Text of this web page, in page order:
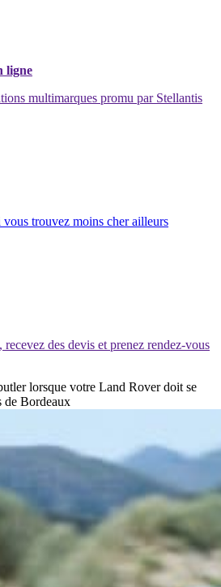
ligne
multimarques promu par Stellantis
trouvez moins cher ailleurs
des devis et prenez rendez-vous
lorsque votre Land Rover doit se
de Bordeaux